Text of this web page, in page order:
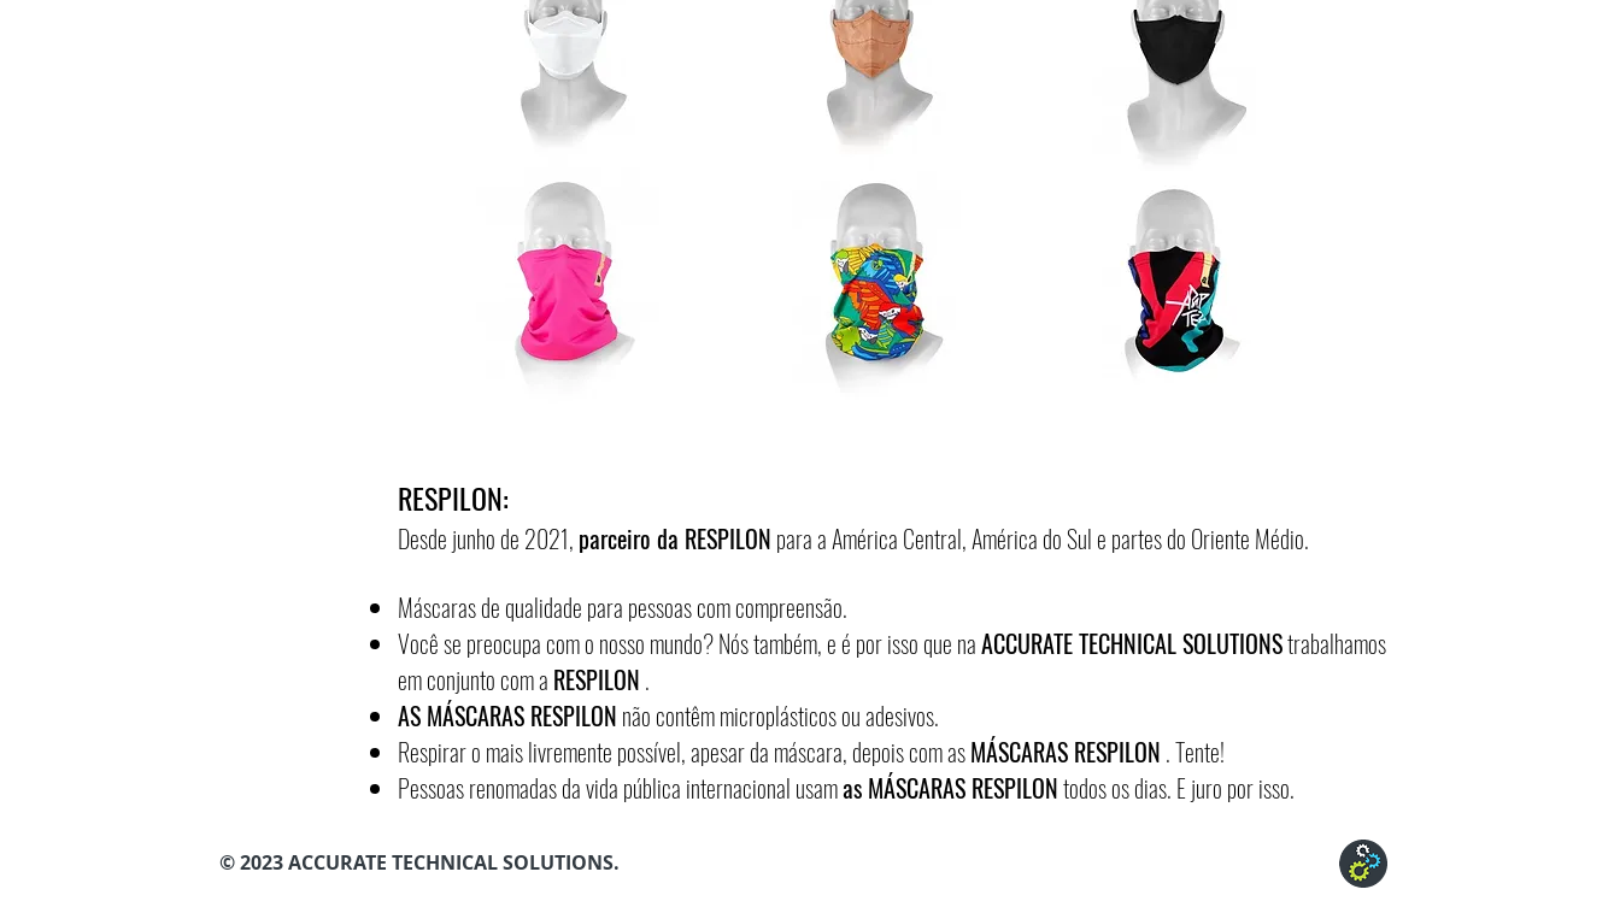
RESPILON:
Desde junho de 2021, parceiro da RESPILON para a América Central, América do Sul e partes do Oriente Médio.
Máscaras de qualidade para pessoas com compreensão.
Você se preocupa com o nosso mundo? Nós também, e é por isso que naACCURATE TECHNICAL SOLUTIONStrabalhamos
em conjunto com a RESPILON .
AS MÁSCARAS RESPILON não contêm microplásticos ou adesivos.
Respirar o mais livremente possível, apesar da máscara, depois com asMÁSCARAS RESPILON . Tente!
Pessoas renomadas da vida pública internacional usamas MÁSCARAS RESPILONtodos os dias. E juro por isso.
© 2023 ACCURATE TECHNICAL SOLUTIONS.